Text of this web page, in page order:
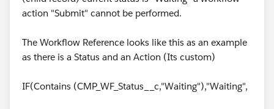
action "Submit" cannot be performed.
The Workflow Reference looks like this as an example
as there is a Status and an Action (Its custom)
IF(Contains (CMP_WF_Status__c,"Waiting"),"Waiting",